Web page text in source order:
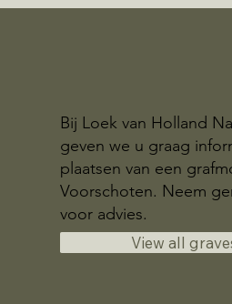
Bij Loek van Holland
geven we u graag
plaatsen van een
Voorschoten. Neem
voor advies.
View all